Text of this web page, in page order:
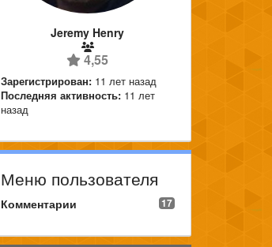
Jeremy Henry
4,55
Зарегистрирован: 11 лет назад
Последняя активность: 11 лет
назад
Меню пользователя
17
Комментарии